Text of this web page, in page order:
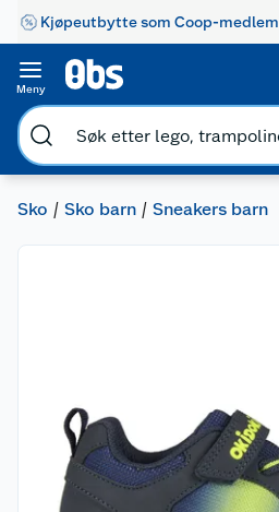
Kjøpeutbytte som Coop-medlem
Meny
Sko Sko barn Sneakers barn